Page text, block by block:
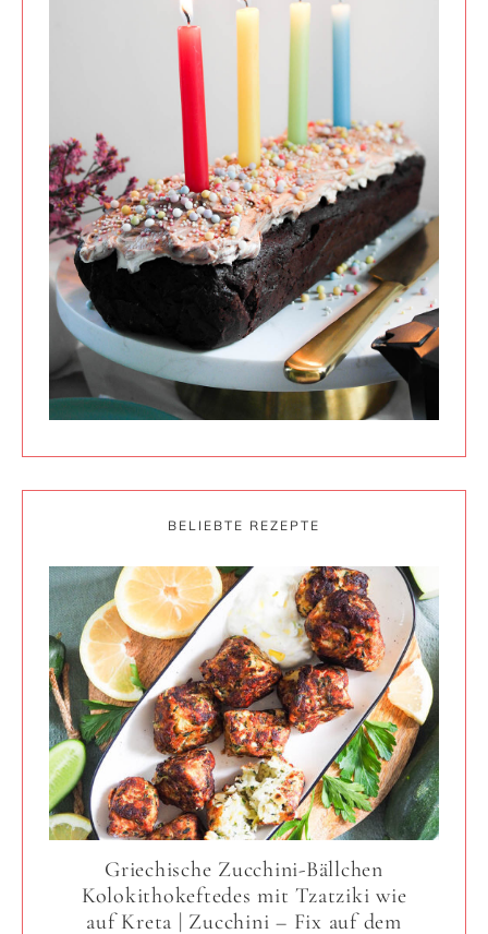
BELIEBTE REZEPTE
Griechische Zucchini-Bällchen
Kolokithokeftedes mit Tzatziki wie
auf Kreta | Zucchini – Fix auf dem